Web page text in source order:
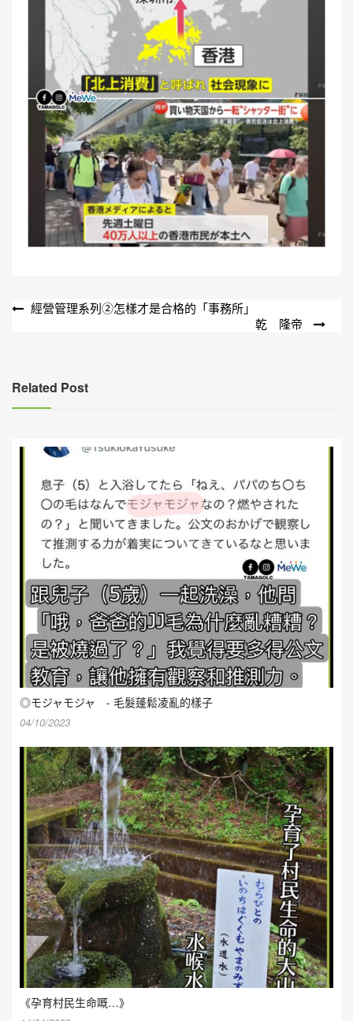
文
覽
經營管理系列②怎樣才是合格的「事務所」
乾 隆帝
Related Post
◎モジャモジャ - 毛髮蓬鬆凌亂的樣子
04/10/2023
《孕育村民生命嘅…》